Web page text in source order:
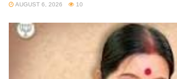
AUGUST 6, 2026 10